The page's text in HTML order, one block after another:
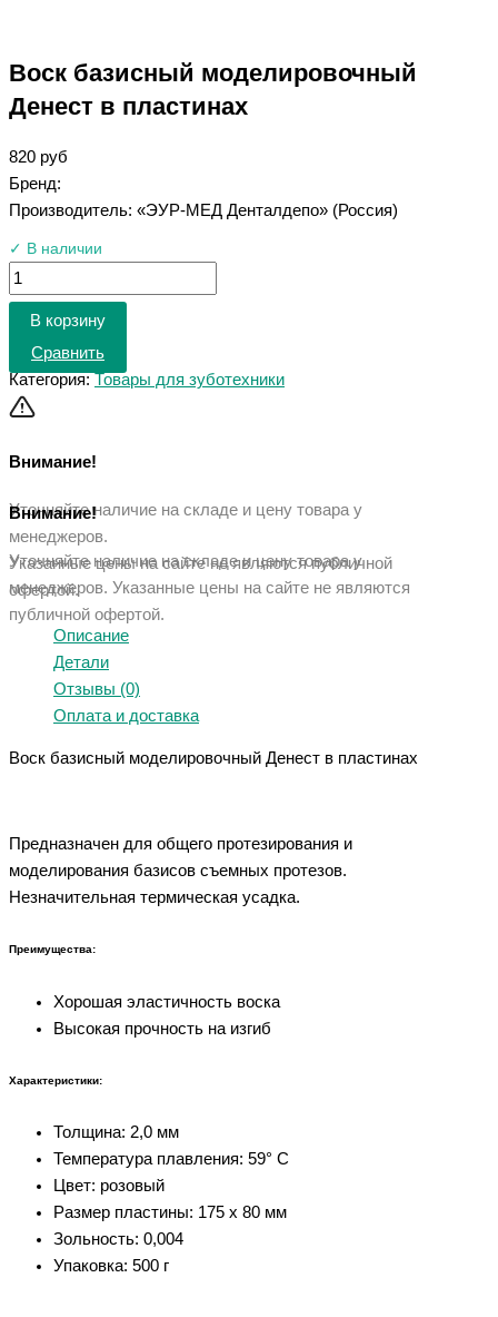
Воск базисный моделировочный
Денест в пластинах
820 руб
Бренд:
Производитель: «ЭУР-МЕД Денталдепо» (Россия)
✓ В наличии
В корзину
Сравнить
Категория: Товары для зуботехники
Внимание!
Уточняйте наличие на складе и цену товара у
менеджеров.
Указанные цены на сайте не являются публичной
офертой.
Внимание!
Уточняйте наличие на складе и цену товара у
менеджеров. Указанные цены на сайте не являются
публичной офертой.
Описание
Детали
Отзывы (0)
Оплата и доставка
Воск базисный моделировочный Денест в пластинах
Предназначен для общего протезирования и
моделирования базисов съемных протезов.
Незначительная термическая усадка.
Преимущества:
Хорошая эластичность воска
Высокая прочность на изгиб
Характеристики:
Толщина: 2,0 мм
Температура плавления: 59° C
Цвет: розовый
Размер пластины: 175 x 80 мм
Зольность: 0,004
Упаковка: 500 г